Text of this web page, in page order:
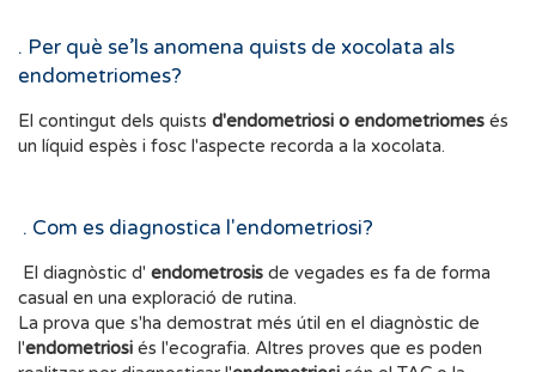
. Per què se’ls anomena quists de xocolata als
endometriomes?
El contingut dels quists d'endometriosi o endometriomes és
un líquid espès i fosc l'aspecte recorda a la xocolata.
. Com es diagnostica l'endometriosi?
El diagnòstic d' endometrosis de vegades es fa de forma
casual en una exploració de rutina.
La prova que s'ha demostrat més útil en el diagnòstic de
l'endometriosi és l'ecografia. Altres proves que es poden